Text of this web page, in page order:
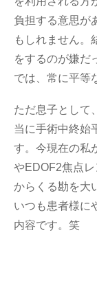
負担する意思が
もしれません。
をするのが嫌だ
では、常に平等
ただ息子として
当に手術中終始
す。今現在の私
やEDOF2焦点
からくる勘を大
いつも患者様に
内容です。笑